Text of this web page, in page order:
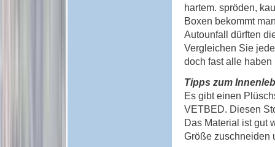
hartem. spröden,
Boxen bekommt
Autounfall dürften
Vergleichen Sie
doch fast alle
Tipps zum
Es gibt einen
VETBED. Diesen
Das Material ist gut
Größe zuschneiden